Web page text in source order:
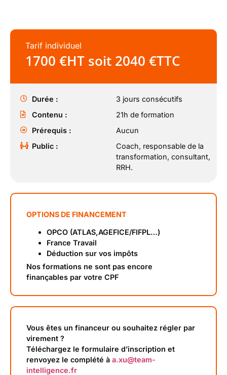
Tarif individuel
1700 €HT soit 2040 €TTC
Durée :
Contenu :
Prérequis :
Public :
3 jours consécutifs
21h de formation
Aucun
Coach, responsable de la
transformation, consultant,
RRH.
OPTIONS DE FINANCEMENT
OPCO (ATLAS,AGEFICE/FIFPL…)
France Travail
Déduction sur vos impôts
Nos formations ne sont pas encore
finançables par votre CPF
Vous êtes un financeur ou souhaitez régler par
virement ?
Téléchargez le formulaire d’inscription et
renvoyez le complété à a.xu@team-
intelligence.fr